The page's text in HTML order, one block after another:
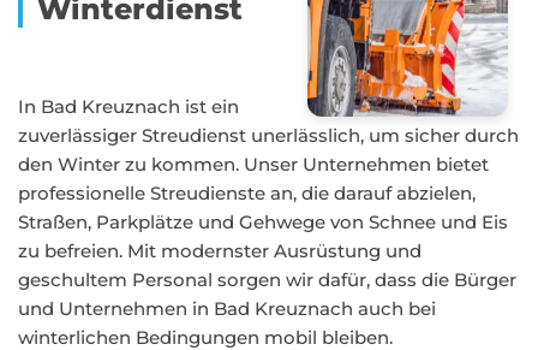
Winterdienst
In Bad Kreuznach ist ein
zuverlässiger Streudienst unerlässlich, um sicher durch
den Winter zu kommen. Unser Unternehmen bietet
professionelle Streudienste an, die darauf abzielen,
Straßen, Parkplätze und Gehwege von Schnee und Eis
zu befreien. Mit modernster Ausrüstung und
geschultem Personal sorgen wir dafür, dass die Bürger
und Unternehmen in Bad Kreuznach auch bei
winterlichen Bedingungen mobil bleiben.